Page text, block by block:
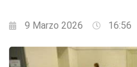
9 Marzo 2026 16:56